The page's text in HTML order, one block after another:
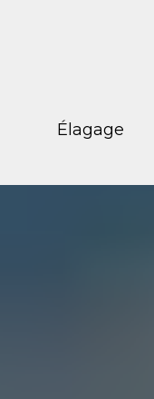
Élagage